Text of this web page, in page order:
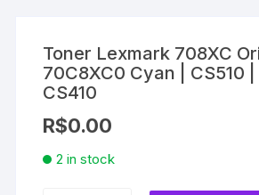
Toner Lexmark 708XC
70C8XC0 Cyan | CS510 |
CS410
R$0.00
2 in stock